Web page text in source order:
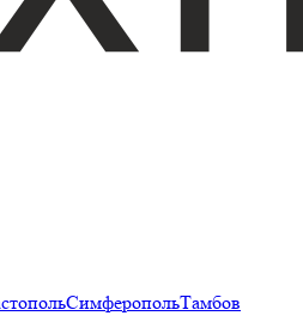
СимферопольТамбов